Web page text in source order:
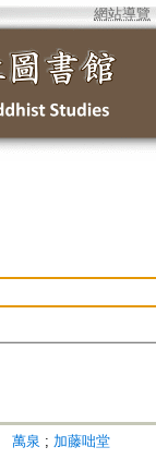
網站導覽
萬泉 ; 加藤咄堂